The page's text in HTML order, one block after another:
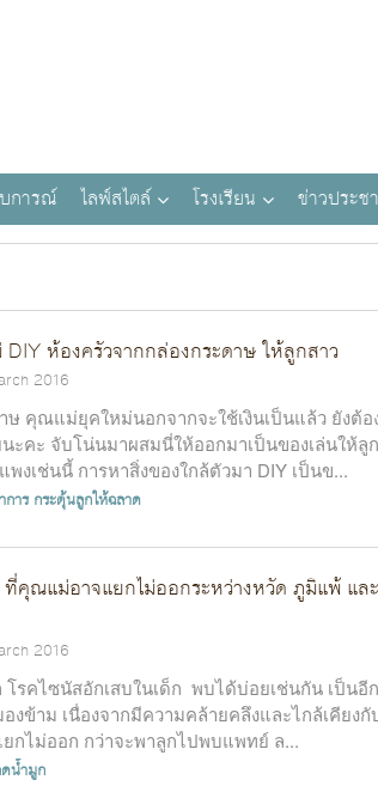
การณ์ ไลฟ์สไตล์ โรงเรียน ข่าวประ
ห้องครัวจากกล่องกระดาษ ให้ลูกสาว
2016
ษ คุณแม่ยุคใหม่นอกจากจะใช้เงินเป็นแล้ว ยังต้อ
ะคะ จับโน่นมาผสมนี่ให้ออกมาเป็นของเล่นให้ลูก
งเช่นนี้ การหาสิ่งของใกล้ตัวมา DIY เป็นข...
าร กระตุ้นลูกให้ฉลาด
ที่คุณแม่อาจแยกไม่ออกระหว่างหวัด ภูมิแพ้ และ
2016
โรคไซนัสอักเสบในเด็ก พบได้บ่อยเช่นกัน เป็นอีก
าม เนื่องจากมีความคล้ายคลึงและไกล้เคียงกั
กไม่ออก กว่าจะพาลูกไปพบแพทย์ ล...
น้ำมูก